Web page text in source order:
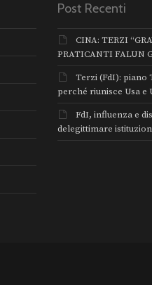
Post Recenti
CINA: TERZI
PRATICANTI FALUN
Terzi (FdI): piano
perché riunisce Usa e
FdI, influenza e
delegittimare